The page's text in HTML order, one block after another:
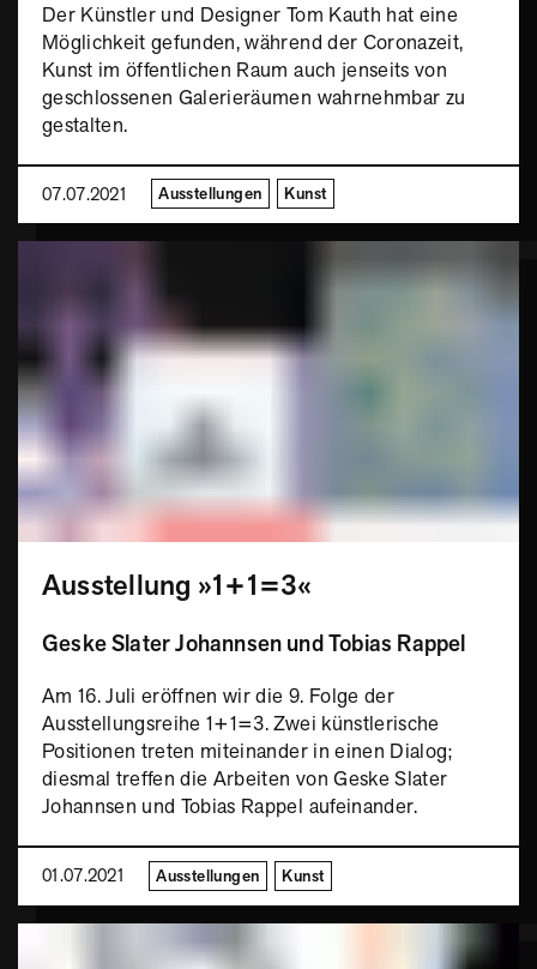
Der Künstler und Designer Tom Kauth hat eine
Möglichkeit gefunden, während der Coronazeit,
Kunst im öffentlichen Raum auch jenseits von
geschlossenen Galerieräumen wahrnehmbar zu
gestalten.
07.07.2021 Ausstellungen Kunst
Ausstellung »1+1=3«
Geske Slater Johannsen und Tobias Rappel
Am 16. Juli eröffnen wir die 9. Folge der
Ausstellungsreihe 1+1=3. Zwei künstlerische
Positionen treten miteinander in einen Dialog;
diesmal treffen die Arbeiten von Geske Slater
Johannsen und Tobias Rappel aufeinander.
01.07.2021 Ausstellungen Kunst